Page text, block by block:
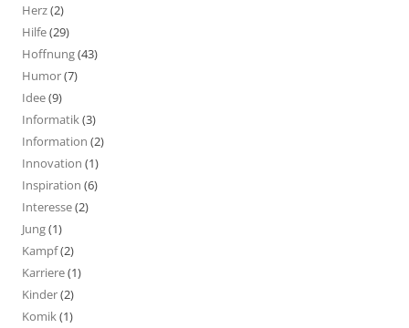
Herz(2)
Hilfe(29)
Hoffnung(43)
Humor(7)
Idee(9)
Informatik(3)
Information (2)
Innovation (1)
Inspiration (6)
Interesse(2)
Jung(1)
Kampf(2)
Karriere(1)
Kinder(2)
Komik(1)